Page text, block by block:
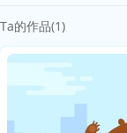
Ta的作品(1)